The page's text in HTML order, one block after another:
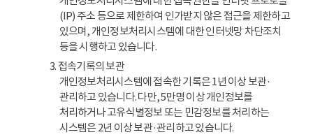
(IP) 주소 등으로 제한하여 인가받지 않은 접근을 제한하고
있으며, 개인정보처리시스템에 대한 인터넷망 차단조치
등을 시행하고 있습니다.
3. 접속기록의 보관
개인정보처리시스템에 접속한 기록은 1년 이상 보관·
관리하고 있습니다. 다만, 5만명 이상 개인정보를
처리하거나 고유식별정보 또는 민감정보를 처리하는
시스템은 2년 이상 보관·관리하고 있습니다.